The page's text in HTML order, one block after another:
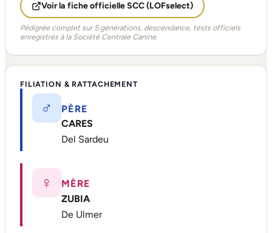
Voir la fiche officielle SCC (LOFselect)
Pédigrée complet sur 5 générations, descendance, tests officiels
enregistrés à la Société Centrale Canine.
FILIATION & RATTACHEMENT
♂
PÈRE
CARES
Del Sardeu
♀
MÈRE
ZUBIA
De Ulmer